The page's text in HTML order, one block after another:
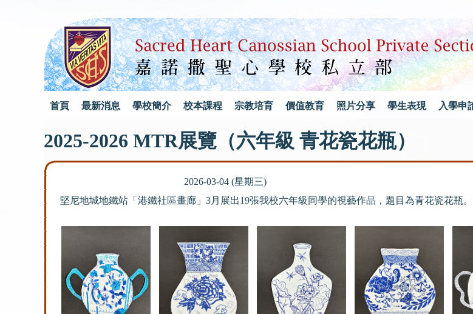
首頁 最新消息 學校簡介 校本課程 宗教培育 價值教育 照片分享 學生表現 入學申
2025-2026 MTR展覽（六年級 青花瓷花瓶）
2026-03-04 (星期三)
堅尼地城地鐵站「港鐵社區畫廊」3月展出19張我校六年級同學的視藝作品，題目為青花瓷花瓶